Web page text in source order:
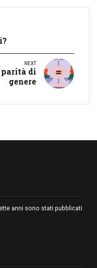
NEXT
di
genere
anni sono stati pubblicati